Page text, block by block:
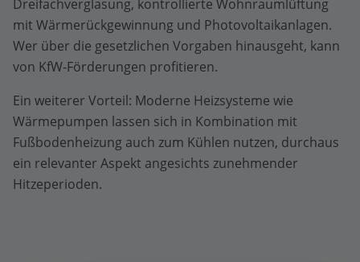
Dreifachverglasung, kontrollierte Wohnraumlüftung
mit Wärmerückgewinnung und Photovoltaikanlagen.
Wer über die gesetzlichen Vorgaben hinausgeht, kann
von KfW-Förderungen profitieren.
Ein weiterer Vorteil: Moderne Heizsysteme wie
Wärmepumpen lassen sich in Kombination mit
Fußbodenheizung auch zum Kühlen nutzen, durchaus
ein relevanter Aspekt angesichts zunehmender
Hitzeperioden.